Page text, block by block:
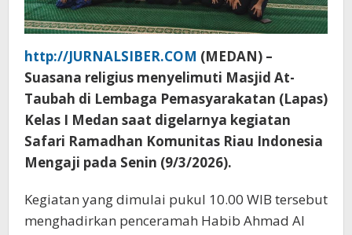
http://JURNALSIBER.COM (MEDAN) –
Suasana religius menyelimuti Masjid At-
Taubah di Lembaga Pemasyarakatan (Lapas)
Kelas I Medan saat digelarnya kegiatan
Safari Ramadhan Komunitas Riau Indonesia
Mengaji pada Senin (9/3/2026).
Kegiatan yang dimulai pukul 10.00 WIB tersebut
menghadirkan penceramah Habib Ahmad Al